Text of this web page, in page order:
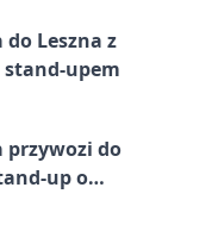
Leszna z
upem
przywozi do
up o